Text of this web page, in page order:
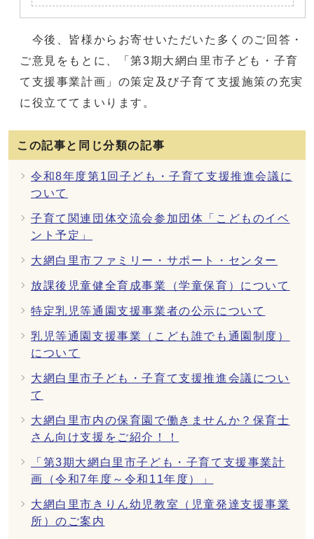
今後、皆様からお寄せいただいた多くのご回答・
ご意見をもとに、「第3期大網白里市子ども・子育
て支援事業計画」の策定及び子育て支援施策の充実
に役立ててまいります。
この記事と同じ分類の記事
令和8年度第1回子ども・子育て支援推進会議に
ついて
子育て関連団体交流会参加団体「こどものイベ
ント予定」
大網白里市ファミリー・サポート・センター
放課後児童健全育成事業（学童保育）について
特定乳児等通園支援事業者の公示について
乳児等通園支援事業（こども誰でも通園制度）
について
大網白里市子ども・子育て支援推進会議につい
て
大網白里市内の保育園で働きませんか？保育士
さん向け支援をご紹介！！
「第3期大網白里市子ども・子育て支援事業計
画（令和7年度～令和11年度）」
大網白里市きりん幼児教室（児童発達支援事業
所）のご案内